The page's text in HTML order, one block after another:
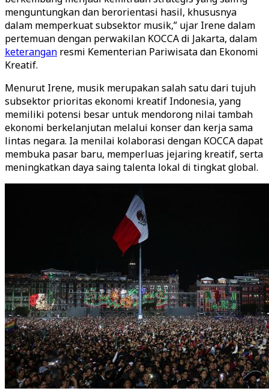
menguntungkan dan berorientasi hasil, khususnya
dalam memperkuat subsektor musik,” ujar Irene dalam
pertemuan dengan perwakilan KOCCA di Jakarta, dalam
keterangan resmi Kementerian Pariwisata dan Ekonomi
Kreatif.
Menurut Irene, musik merupakan salah satu dari tujuh
subsektor prioritas ekonomi kreatif Indonesia, yang
memiliki potensi besar untuk mendorong nilai tambah
ekonomi berkelanjutan melalui konser dan kerja sama
lintas negara. Ia menilai kolaborasi dengan KOCCA dapat
membuka pasar baru, memperluas jejaring kreatif, serta
meningkatkan daya saing talenta lokal di tingkat global.